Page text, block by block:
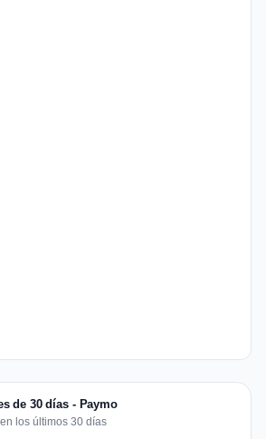
de 30 días - Paymo
los últimos 30 días